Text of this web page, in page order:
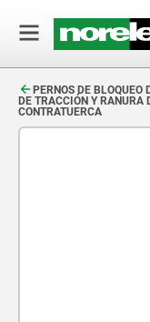
PERNOS DE
DE TRACCIÓN Y RANURA
CONTRATUERCA